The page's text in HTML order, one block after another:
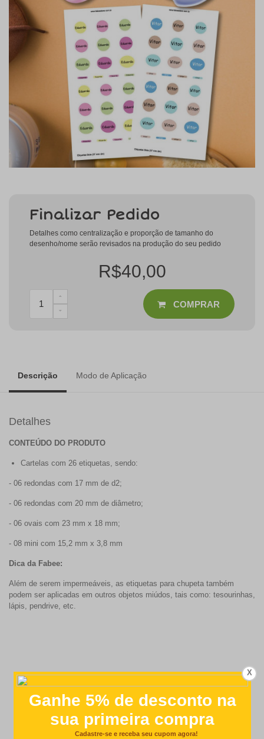
Finalizar Pedido
Detalhes como centralização e proporção de tamanho do
desenho/nome serão revisados na produção do seu pedido
R$40,00
COMPRAR
Descrição Modo de Aplicação
Detalhes
CONTEÚDO DO PRODUTO
Cartelas com 26 etiquetas, sendo:
- 06 redondas com 17 mm de d2;
- 06 redondas com 20 mm de diâmetro;
- 06 ovais com 23 mm x 18 mm;
- 08 mini com 15,2 mm x 3,8 mm
Dica da Fabee:
Além de serem impermeáveis, as etiquetas para chupeta também
podem ser aplicadas em outros objetos miúdos, tais como: tesourinhas,
lápis, pendrive, etc.
Customer Reviews
X